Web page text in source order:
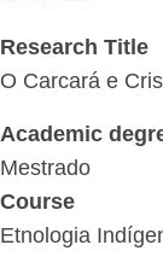
Research Title
O Carcará e
Academic
Mestrado
Course
Etnologia